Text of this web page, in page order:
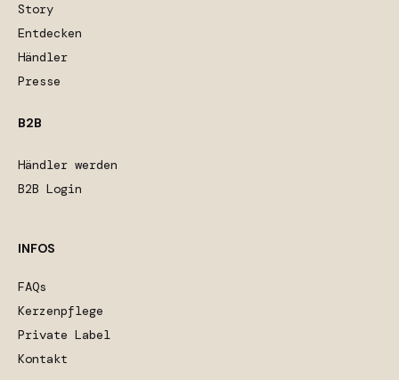
Story
Entdecken
Händler
Presse
B2B
Händler werden
B2B Login
INFOS
FAQs
Kerzenpflege
Private Label
Kontakt